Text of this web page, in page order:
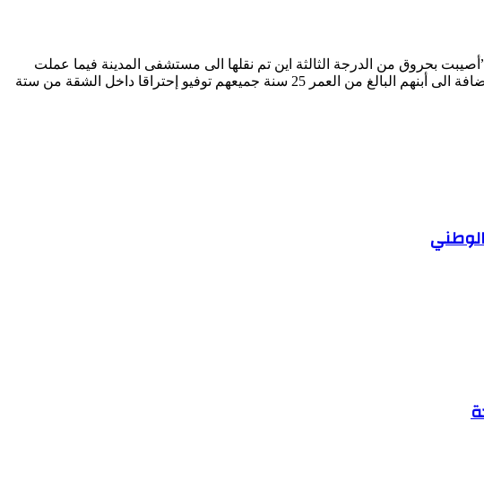
أفراد عائلة الضحايا المتوفين “بطوش”أصيبت بحروق من الدرجة الثالثة اين تم نقلها الى مستشفى المدينة فيما عملت
النهار عن أجراءات تحويل الفتاة المصابة الى عيادة الحروق بالدويرة. يذكر أن الضحايا هم رب العائلة 67 سنة و زوجته 53 سنة إضافة الى أبنهم البالغ من العمر 25 سنة جميعهم توفيو إحتراقا داخل الشقة من ستة